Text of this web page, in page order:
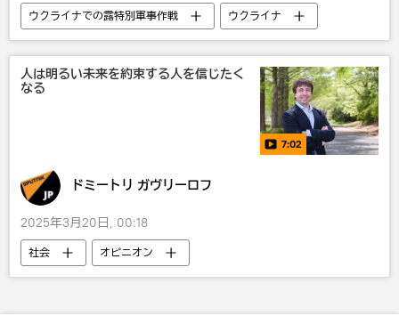
ウクライナでの露特別軍事作戦
ウクライナ
国際
米国 ロシア
人は明るい未来を約束する人を信じたく
なる
7:02
ドミートリ ガヴリーロフ
2025年3月20日, 00:18
社会 オピニオン